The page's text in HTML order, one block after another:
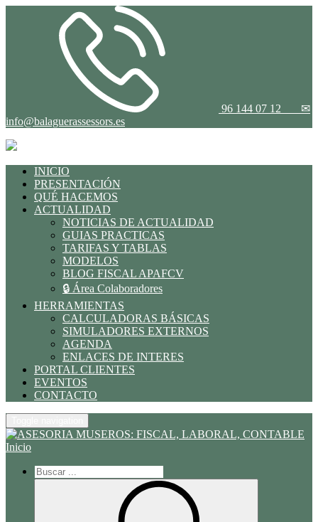
96 144 07 12 ✉
info@balaguerassessors.es
INICIO
PRESENTACIÓN
QUÉ HACEMOS
ACTUALIDAD
NOTICIAS DE ACTUALIDAD
GUIAS PRACTICAS
TARIFAS Y TABLAS
MODELOS
BLOG FISCAL APAFCV
🔒 Área Colaboradores
HERRAMIENTAS
CALCULADORAS BÁSICAS
SIMULADORES EXTERNOS
AGENDA
ENLACES DE INTERES
PORTAL CLIENTES
EVENTOS
CONTACTO
Inicio